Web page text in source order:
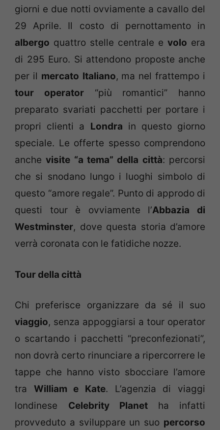
giorni e due notti ovviamente a cavallo del
29 Aprile. Il costo di pernottamento in
albergo quattro stelle centrale e volo era
di 295 Euro. Si attendono proposte anche
per il mercato Italiano, ma nel frattempo i
tour operator“più romantici” hanno
preparato svariati pacchetti per portare i
propri clienti a Londra in questo giorno
speciale. Le offerte spesso comprendono
anchevisite “a tema” della città: percorsi
che si snodano lungo i luoghi simbolo di
questo “amore regale”. Punto di approdo di
questi tour è ovviamente l’Abbazia di
Westminster, dove questa storia d’amore
verrà coronata con le fatidiche nozze.
Tour della città
Chi preferisce organizzare da sé il suo
viaggio, senza appoggiarsi a tour operator
o scartando i pacchetti “preconfezionati”,
non dovrà certo rinunciare a ripercorrere le
tappe che hanno visto sbocciare l’amore
tra William e Kate. L’agenzia di viaggi
londinese Celebrity Planet ha infatti
provveduto a sviluppare un suo percorso